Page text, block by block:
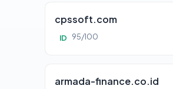
cpssoft.com
ID 95/100
armada-finance.co.id